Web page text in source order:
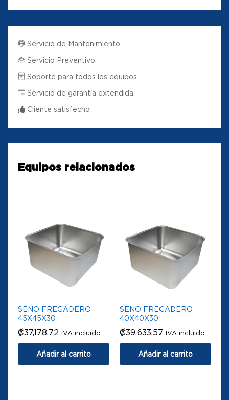
Servicio de Mantenimiento.
Servicio Preventivo.
Soporte para todos los equipos.
Servicio de garantía extendida.
Cliente satisfecho
Equipos relacionados
SENO FREGADERO
45X45X30
₡37,178.72 IVA incluido
Añadir al carrito
SENO FREGADERO
40X40X30
₡39,633.57 IVA incluido
Añadir al carrito